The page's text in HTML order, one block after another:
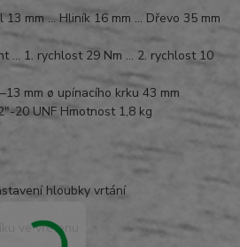
13 mm … Hliník 16 mm … Dřevo 35 mm
… 1. rychlost 29 Nm … 2. rychlost 10
mm ø upínacího krku 43 mm
20 UNF Hmotnost 1,8 kg
hloubky vrtání
ve vřetenu